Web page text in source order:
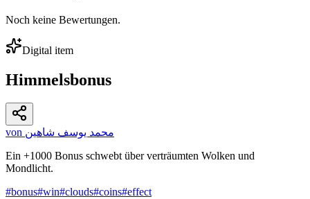
Noch keine Bewertungen.
Digital item
Himmelsbonus
von محمد يوسف شاهين
Ein +1000 Bonus schwebt über verträumten Wolken und
Mondlicht.
#bonus#win#clouds#coins#effect